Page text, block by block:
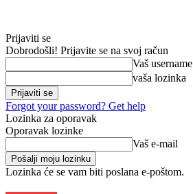
Prijaviti se
Dobrodošli! Prijavite se na svoj račun
Vaš username
vaša lozinka
Forgot your password? Get help
Lozinka za oporavak
Oporavak lozinke
Vaš e-mail
Lozinka će se vam biti poslana e-poštom.